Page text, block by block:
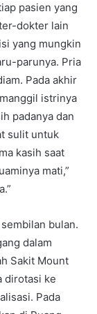
pasien yang
dokter lain
yang mungkin
parunya. Pria
Pada akhir
istrinya
padanya dan
sulit untuk
kasih saat
mati,”
bulan.
dalam
Sakit Mount
dirotasi ke
Pada